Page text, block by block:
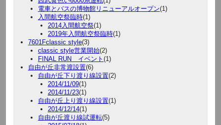
電車とバスの博物館リニューアルオープン(1)
入間航空祭臨時(1)
2014入間航空祭(1)
2019年入間航空祭臨時(1)
7601Fclassic style(3)
classic style営業開始(2)
FINAL RUN イベント (1)
自由が丘非常渡設置(6)
自由が丘下り渡り線設置(2)
2014/11/09(1)
2014/11/23(1)
自由が丘上り渡り線設置(1)
2014/12/14(1)
自由が丘渡り線試運転(5)